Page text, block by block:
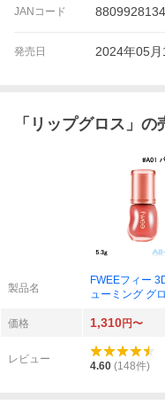
JANコード
発売日 2024年05月
「 リップグロス 」の
製品名
FWEEフィー
ューミング グ
価格 1,310円〜
レビュー
4.60 (148件)